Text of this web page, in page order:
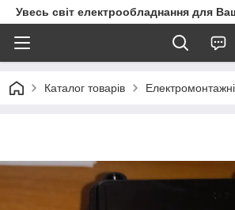
Увесь світ електрообладнання для
Каталог товарів